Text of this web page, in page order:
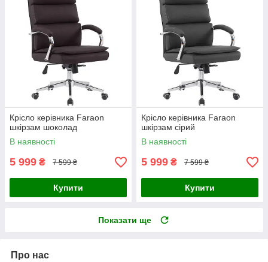
Крісло керівника Faraon
шкірзам шоколад
В наявності
5 999 ₴ 7 599 ₴
Купити
Крісло керівника Faraon
шкірзам сірий
В наявності
5 999 ₴ 7 599 ₴
Купити
Показати ще
Про нас